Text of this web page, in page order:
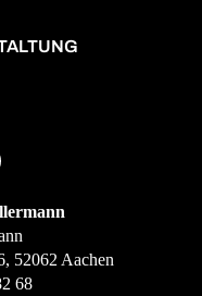
52062 Aachen
68